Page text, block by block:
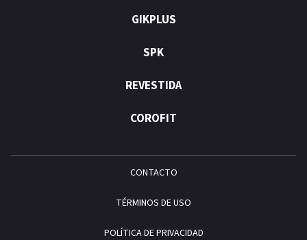
GIKPLUS
SPK
REVESTIDA
COROFIT
CONTACTO
TÉRMINOS DE USO
POLÍTICA DE PRIVACIDAD